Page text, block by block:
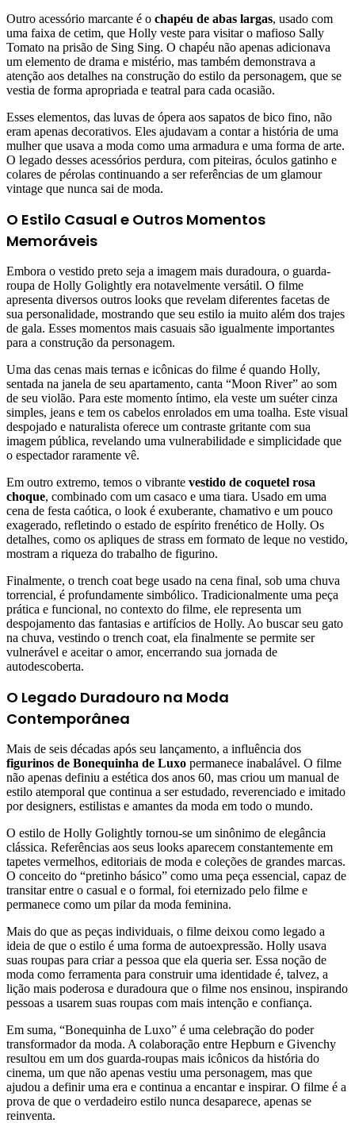
Outro acessório marcante é o chapéu de abas largas, usado com
uma faixa de cetim, que Holly veste para visitar o mafioso Sally
Tomato na prisão de Sing Sing. O chapéu não apenas adicionava
um elemento de drama e mistério, mas também demonstrava a
atenção aos detalhes na construção do estilo da personagem, que se
vestia de forma apropriada e teatral para cada ocasião.
Esses elementos, das luvas de ópera aos sapatos de bico fino, não
eram apenas decorativos. Eles ajudavam a contar a história de uma
mulher que usava a moda como uma armadura e uma forma de arte.
O legado desses acessórios perdura, com piteiras, óculos gatinho e
colares de pérolas continuando a ser referências de um glamour
vintage que nunca sai de moda.
O Estilo Casual e Outros Momentos
Memoráveis
Embora o vestido preto seja a imagem mais duradoura, o guarda-
roupa de Holly Golightly era notavelmente versátil. O filme
apresenta diversos outros looks que revelam diferentes facetas de
sua personalidade, mostrando que seu estilo ia muito além dos trajes
de gala. Esses momentos mais casuais são igualmente importantes
para a construção da personagem.
Uma das cenas mais ternas e icônicas do filme é quando Holly,
sentada na janela de seu apartamento, canta “Moon River” ao som
de seu violão. Para este momento íntimo, ela veste um suéter cinza
simples, jeans e tem os cabelos enrolados em uma toalha. Este visual
despojado e naturalista oferece um contraste gritante com sua
imagem pública, revelando uma vulnerabilidade e simplicidade que
o espectador raramente vê.
Em outro extremo, temos o vibrante vestido de coquetel rosa
choque, combinado com um casaco e uma tiara. Usado em uma
cena de festa caótica, o look é exuberante, chamativo e um pouco
exagerado, refletindo o estado de espírito frenético de Holly. Os
detalhes, como os apliques de strass em formato de leque no vestido,
mostram a riqueza do trabalho de figurino.
Finalmente, o trench coat bege usado na cena final, sob uma chuva
torrencial, é profundamente simbólico. Tradicionalmente uma peça
prática e funcional, no contexto do filme, ele representa um
despojamento das fantasias e artifícios de Holly. Ao buscar seu gato
na chuva, vestindo o trench coat, ela finalmente se permite ser
vulnerável e aceitar o amor, encerrando sua jornada de
autodescoberta.
O Legado Duradouro na Moda
Contemporânea
Mais de seis décadas após seu lançamento, a influência dos
figurinos de Bonequinha de Luxo permanece inabalável. O filme
não apenas definiu a estética dos anos 60, mas criou um manual de
estilo atemporal que continua a ser estudado, reverenciado e imitado
por designers, estilistas e amantes da moda em todo o mundo.
O estilo de Holly Golightly tornou-se um sinônimo de elegância
clássica. Referências aos seus looks aparecem constantemente em
tapetes vermelhos, editoriais de moda e coleções de grandes marcas.
O conceito do “pretinho básico” como uma peça essencial, capaz de
transitar entre o casual e o formal, foi eternizado pelo filme e
permanece como um pilar da moda feminina.
Mais do que as peças individuais, o filme deixou como legado a
ideia de que o estilo é uma forma de autoexpressão. Holly usava
suas roupas para criar a pessoa que ela queria ser. Essa noção de
moda como ferramenta para construir uma identidade é, talvez, a
lição mais poderosa e duradoura que o filme nos ensinou, inspirando
pessoas a usarem suas roupas com mais intenção e confiança.
Em suma, “Bonequinha de Luxo” é uma celebração do poder
transformador da moda. A colaboração entre Hepburn e Givenchy
resultou em um dos guarda-roupas mais icônicos da história do
cinema, um que não apenas vestiu uma personagem, mas que
ajudou a definir uma era e continua a encantar e inspirar. O filme é a
prova de que o verdadeiro estilo nunca desaparece, apenas se
reinventa.